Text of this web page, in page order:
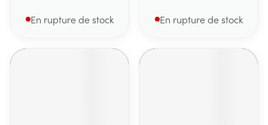
En rupture de stock En rupture de stock